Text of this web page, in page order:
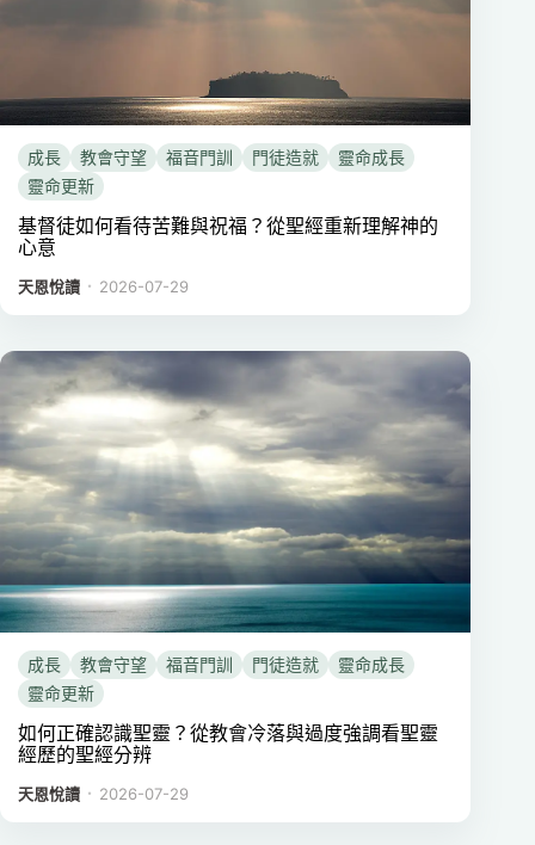
成長 教會守望 福音門訓 門徒造就
靈命成長
靈命更新
基督徒如何看待苦難與祝福？從聖經重新理解神的
心意
天恩悅讀 ． 2026-07-29
成長 教會守望 福音門訓 門徒造就
靈命成長
靈命更新
如何正確認識聖靈？從教會冷落與過度強調看聖靈
經歷的聖經分辨
天恩悅讀 ． 2026-07-29